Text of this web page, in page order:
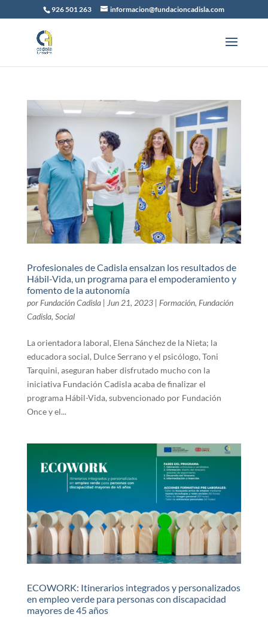
926 501 263 informacion@fundacioncadisla.com
Profesionales de Cadisla ensalzan los resultados de
Hábil-Vida, un programa para el empoderamiento y
fomento de la autonomía
por Fundación Cadisla| Jun 21, 2023| Formación, Fundación
Cadisla, Social
La orientadora laboral, Elena Sánchez de la Nieta; la
educadora social, Dulce Serrano y el psicólogo, Toni
Tarquini, aseguran haber disfrutado mucho con la
iniciativa Fundación Cadisla acaba de finalizar el
programa Hábil-Vida, subvencionado por Fundación
Once y el...
ECOWORK: Itinerarios integrados y personalizados
en empleo verde para personas con discapacidad
mayores de 45 años